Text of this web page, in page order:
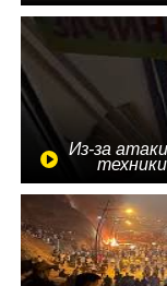
Из-за